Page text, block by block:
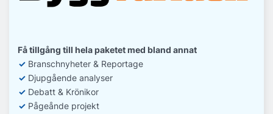
Få tillgång till hela paketet med bland annat
✓ Branschnyheter & Reportage
✓ Djupgående analyser
✓ Debatt & Krönikor
✓ Pågeånde projekt